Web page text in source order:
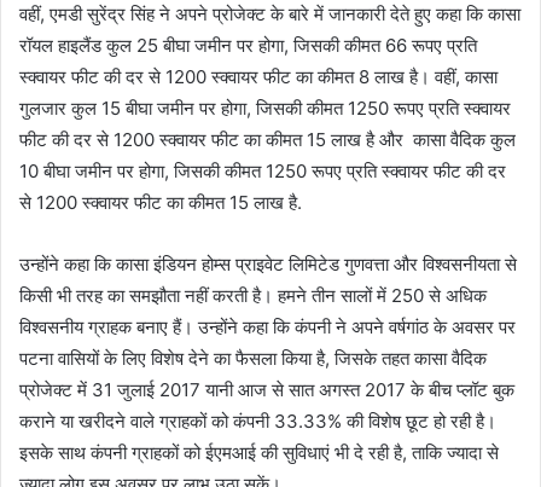
वहीं, एमडी सुरेंद्र सिंह ने अपने प्रोजेक्ट के बारे में जानकारी देते हुए कहा कि कासा
रॉयल हाइलैंड कुल 25 बीघा जमीन पर होगा, जिसकी कीमत 66 रूपए प्रति
स्‍क्‍वायर फीट की दर से 1200 स्‍क्‍वायर फीट का कीमत 8 लाख है। वहीं, कासा
गुलजार कुल 15 बीघा जमीन पर होगा, जिसकी कीमत 1250 रूपए प्रति स्‍क्‍वायर
फीट की दर से 1200 स्‍क्‍वायर फीट का कीमत 15 लाख है और कासा वैदिक कुल
10 बीघा जमीन पर होगा, जिसकी कीमत 1250 रूपए प्रति स्‍क्‍वायर फीट की दर
से 1200 स्‍क्‍वायर फीट का कीमत 15 लाख है.
उन्‍होंने कहा कि कासा इंडियन होम्‍स प्राइवेट लिमिटेड गुणवत्ता और विश्‍वसनीयता से
किसी भी तरह का समझौता नहीं करती है। हमने तीन सालों में 250 से अधिक
विश्‍वसनीय ग्राहक बनाए हैं। उन्‍होंने कहा कि कंपनी ने अपने वर्षगांठ के अवसर पर
पटना वासियों के लिए विशेष देने का फैसला किया है, जिसके त‍हत कासा वै‍दिक
प्रोजेक्ट में 31 जुलाई 2017 यानी आज से सात अगस्‍त 2017 के बीच प्‍लॉट बुक
कराने या खरीदने वाले ग्राहकों को कंपनी 33.33% की विशेष छूट हो रही है।
इसके साथ कंपनी ग्राहकों को ईएमआई की सुविधाएं भी दे रही है, ताकि ज्‍यादा से